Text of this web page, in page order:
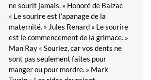
ne sourit jamais. » Honoré de Balzac
« Le sourire est l’apanage de la
maternité. » Jules Renard « Le sourire
est le commencement de la grimace. »
Man Ray « Souriez, car vos dents ne
sont pas seulement faites pour
manger ou pour mordre. » Mark